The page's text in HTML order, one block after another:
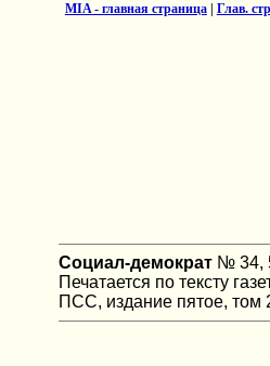
MIA - главная страница| Глав.
Социал-демократ№ 34,
Печатается по тексту
ПСС, издание пятое, том